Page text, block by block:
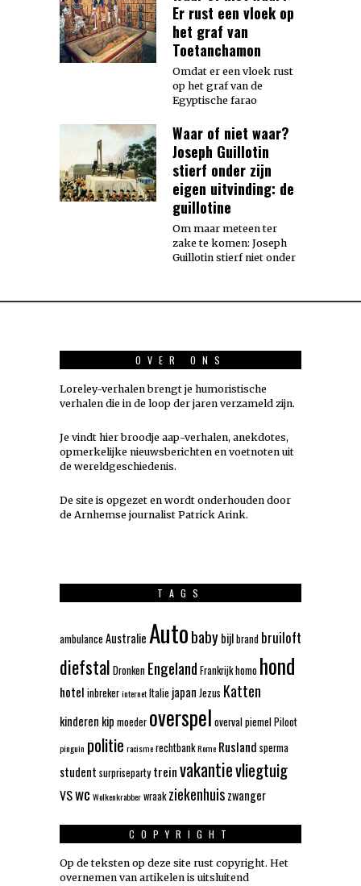
Er rust een vloek op
het graf van
Toetanchamon
Omdat er een vloek rust
op het graf van de
Egyptische farao
Waar of niet waar?
Joseph Guillotin
stierf onder zijn
eigen uitvinding: de
guillotine
Om maar meteen ter
zake te komen: Joseph
Guillotin stierf niet onder
OVER ONS
Loreley-verhalen brengt je humoristische
verhalen die in de loop der jaren verzameld zijn.
Je vindt hier broodje aap-verhalen, anekdotes,
opmerkelijke nieuwsberichten en voetnoten uit
de wereldgeschiedenis.
De site is opgezet en wordt onderhouden door
de Arnhemse journalist Patrick Arink.
TAGS
ambulance AustralieAutobabybijlbrand bruiloft
diefstal Dronken Engeland Frankrijkhomo hond
hotel inbrekerinternetItalie japan Jezus Katten
kinderen kip moeder overspel overvalpiemelPiloot
pinguin politie racismerechtbankRome Rusland sperma
student surpriseparty treinvakantievliegtuig
VSwc Wolkenkrabberwraak ziekenhuiszwanger
COPYRIGHT
Op de teksten op deze site rust copyright. Het
overnemen van artikelen is uitsluitend